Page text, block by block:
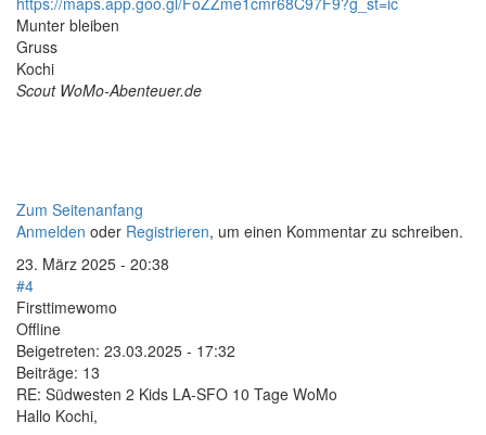
Munter bleiben
Gruss
Kochi
Scout WoMo-Abenteuer.de
Zum Seitenanfang
Anmelden oder Registrieren, um einen Kommentar zu schreiben.
23. März 2025 - 20:38
#4
Firsttimewomo
Offline
Beigetreten: 23.03.2025 - 17:32
Beiträge: 13
RE: Südwesten 2 Kids LA-SFO 10 Tage WoMo
Hallo Kochi,